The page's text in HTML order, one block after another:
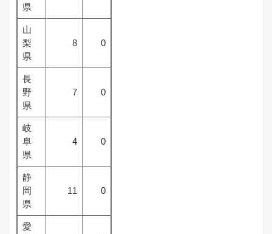
県
山
梨
県
8 0
長
野
県
7 0
岐
阜
県
4 0
静
岡
県
11 0
愛